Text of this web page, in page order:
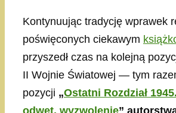
Kontynuując tradycję wprawek
poświęconych ciekawym
przyszedł czas na kolejną
II Wojnie Światowej — tym
pozycji „Ostatni Rozdział